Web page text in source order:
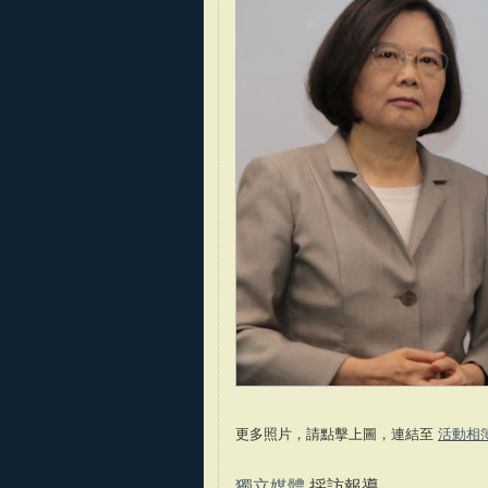
更多照片，請點擊上圖，連結至 活動相